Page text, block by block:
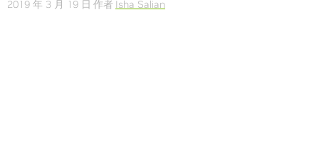
2019 年 3 月 19 日 作者 Isha Salian